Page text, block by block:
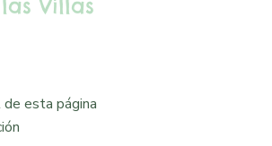
Villas
esta página